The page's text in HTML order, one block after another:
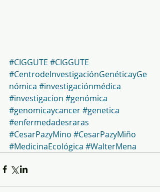
#CIGGUTE #CIGGUTE
#CentrodeInvestigaciónGenéticayGe
nómica #investigaciónmédica
#investigacion #genómica
#genomicaycancer#genetica
#enfermedadesraras
#CesarPazyMino #CesarPazyMiño
#MedicinaEcológica #WalterMena